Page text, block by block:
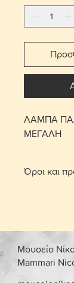
ΛΑΜΠΑ
ΜΕΓΑΛΗ
Όροι και
Για τις
Λεμεσού
επιλογή
οριστεί
Μουσείο
Mammari